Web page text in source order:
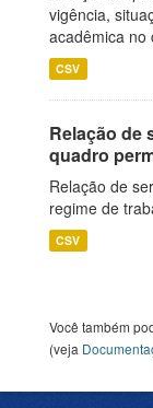
vigência,
acadêmica no
CSV
Relação de
quadro
Relação de
regime de
CSV
Você também
(veja